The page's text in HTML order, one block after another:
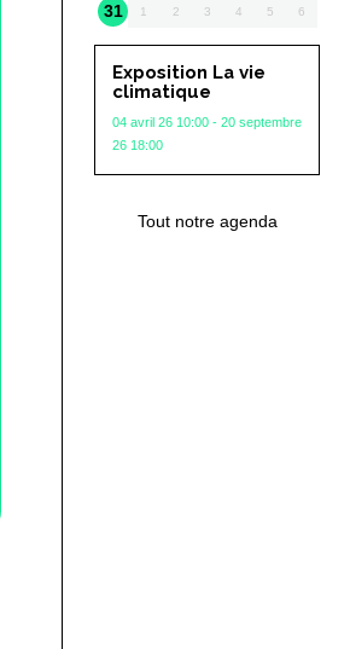
31 1 2 3 4 5 6
Exposition La vie
climatique
04 avril 26 10:00 - 20 septembre
26 18:00
Tout notre agenda